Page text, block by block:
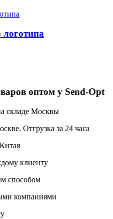
логотипа
оптом у Send-Opt
складе Москвы
Отгрузка за 24 часа
клиенту
способом
компаниями